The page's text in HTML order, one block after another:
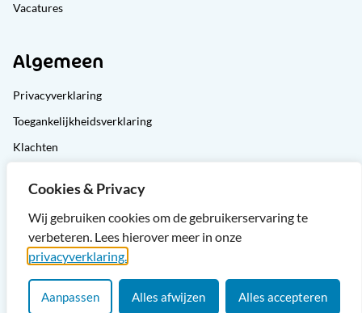
Cookies & Privacy
Wij gebruiken cookies om de gebruikerservaring te
verbeteren. Lees hierover meer in onze
privacyverklaring.
Aanpassen Alles afwijzen Alles accepteren
Vacatures
Algemeen
Privacyverklaring
Toegankelijkheidsverklaring
Klachten
Sitemap